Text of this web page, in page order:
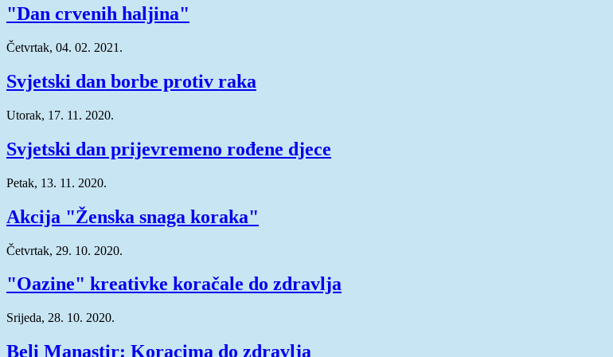
"Dan crvenih haljina"
Četvrtak, 04. 02. 2021.
Svjetski dan borbe protiv raka
Utorak, 17. 11. 2020.
Svjetski dan prijevremeno rođene djece
Petak, 13. 11. 2020.
Akcija "Ženska snaga koraka"
Četvrtak, 29. 10. 2020.
"Oazine" kreativke koračale do zdravlja
Srijeda, 28. 10. 2020.
Beli Manastir: Koracima do zdravlja